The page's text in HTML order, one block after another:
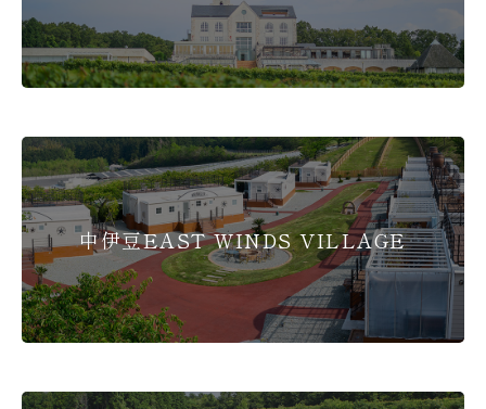
中伊豆EAST WINDS VILLAGE